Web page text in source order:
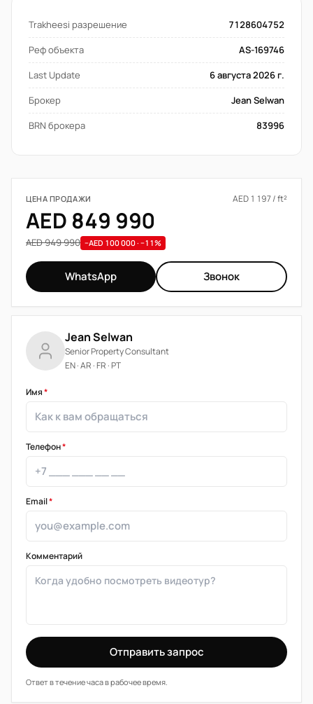
Trakheesi разрешение
7128604752
Реф объекта
AS-169746
Last Update
6 августа 2026 г.
Брокер
Jean Selwan
BRN брокера
83996
ЦЕНА ПРОДАЖИ AED 1 197 / ft²
AED 849 990
AED 949 990 −AED 100 000 · −11%
WhatsApp Звонок
Jean Selwan
Senior Property Consultant
EN · AR · FR · PT
Имя*
Телефон*
Email*
Комментарий
Отправить запрос
Ответ в течение часа в рабочее время.